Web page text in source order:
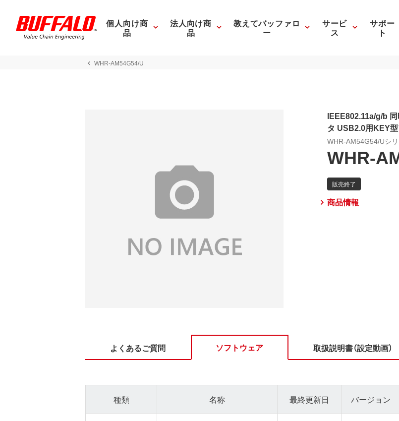
個人向け商
品
法人向け商
品
教えてバッファロ
ー
サービ
ス
サポー
ト
WHR-AM54G54/U
IEEE802.11a/g/b
タ USB2.0用KEY
WHR-AM54G54/Uシ
WHR-
商品情報
よくあるご質問 ソフトウェア 取扱説明書（設定動画）
種類 名称 最終更新日 バージョン